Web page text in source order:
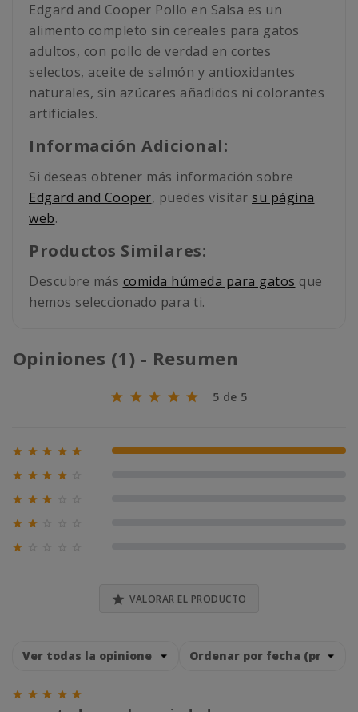
Edgard and Cooper Pollo en Salsa es un
alimento completo sin cereales para gatos
adultos, con pollo de verdad en cortes
selectos, aceite de salmón y antioxidantes
naturales, sin azúcares añadidos ni colorantes
artificiales.
Información Adicional:
Si deseas obtener más información sobre
Edgard and Cooper, puedes visitar su página
web.
Productos Similares:
Descubre más comida húmeda para gatos que
hemos seleccionado para ti.
Opiniones (1) - Resumen
5 de 5
     100% (1)
   
  
 

 VALORAR EL PRODUCTO
    